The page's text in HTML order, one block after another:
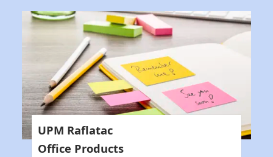
UPM Raflatac
Office Products